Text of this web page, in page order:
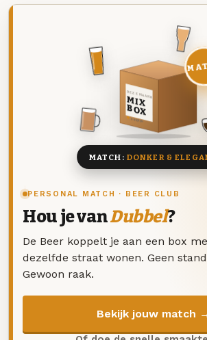
PERSONAL MATCH · BEER CLUB
Hou je vanDubbel?
De Beer koppelt je aan een box
dezelfde straat wonen. Geen
Gewoon raak.
Bekijk jouw match
DEZE MAAND
MIX
BOX
8 BIEREN
MATCH: DONKER &